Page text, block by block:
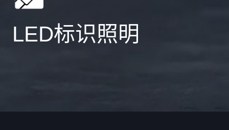
LED标识照明